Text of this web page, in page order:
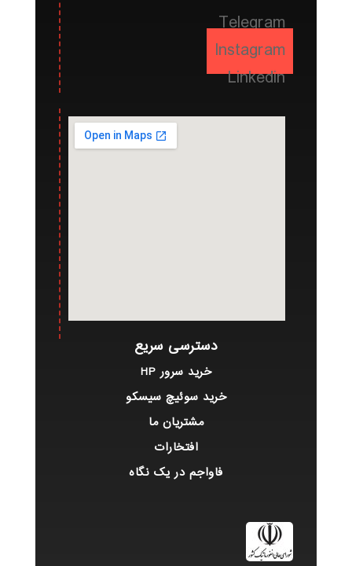
Telegram
Instagram
Linkedin
دسترسی سریع
خرید سرور HP
خرید سوئیچ سیسکو
مشتریان ما
افتخارات
فاواجم در یک نگاه